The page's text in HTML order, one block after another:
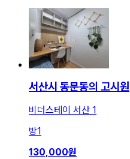
서산시 동문동의 고시원
비더스테이 서산 1
방1
130,000원